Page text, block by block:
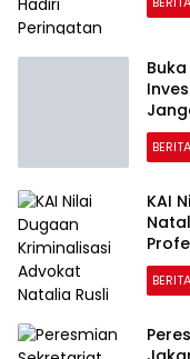
BERITA
KAI
BERITA